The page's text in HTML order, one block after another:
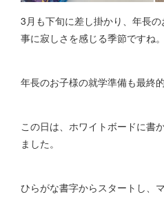
3月も下旬に差し掛かり、年長
事に寂しさを感じる季節ですね。
年長のお子様の就学準備も最終
この日は、ホワイトボードに書
ました。
ひらがな書字からスタートし、